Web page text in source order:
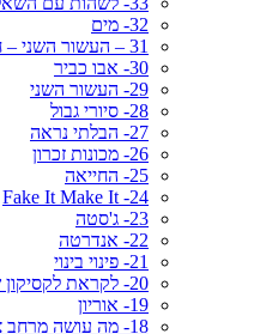
32- מים
31 – העשור השני – חלק 2
30- אבו כביר
29- העשור השני
28- סיורי גבול
27- הבלתי נראה
26- מכונות זכרון
25- החייאה
24- Fake It Make It
23- ג'סטה
22- אנדרטה
21- פינוי בינוי
20- לקראת לקסיקון של משתמשות
19- אוריון
18- מה עושה מרחב ציבורי